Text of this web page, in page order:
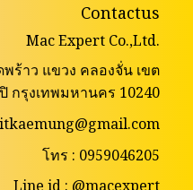
Contactus
Mac Expert Co.,Ltd.
ร้าว แขวง คลองจั่น เขต
กรุงเทพมหานคร 10240
โทร : 0959046205
Line id : @macexpert